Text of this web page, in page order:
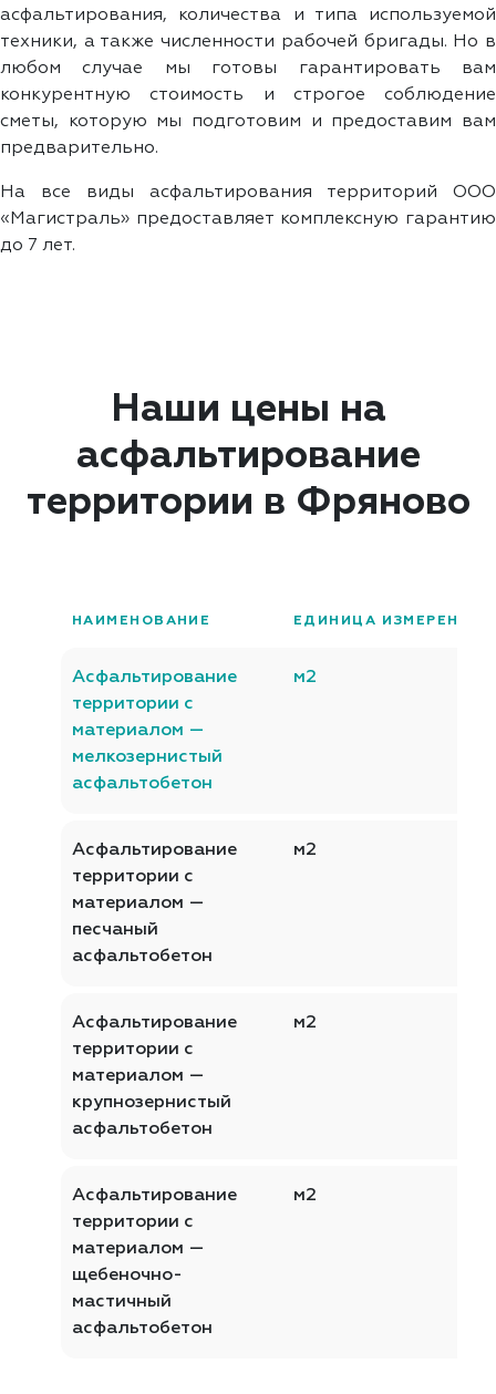
асфальтирования, количества и типа используемой
техники, а также численности рабочей бригады. Но в
любом случае мы готовы гарантировать вам
конкурентную стоимость и строгое соблюдение
сметы, которую мы подготовим и предоставим вам
предварительно.
На все виды асфальтирования территорий ООО
«Магистраль» предоставляет комплексную гарантию
до 7 лет.
Наши цены на
асфальтирование
территории в Фряново
НАИМЕНОВАНИЕ ЕДИНИЦА ИЗМЕРЕНИЯ
Асфальтирование
территории с
материалом —
мелкозернистый
асфальтобетон
м2
Асфальтирование
территории с
материалом —
песчаный
асфальтобетон
м2
Асфальтирование
территории с
материалом —
крупнозернистый
асфальтобетон
м2
Асфальтирование
территории с
материалом —
щебеночно-
мастичный
асфальтобетон
м2